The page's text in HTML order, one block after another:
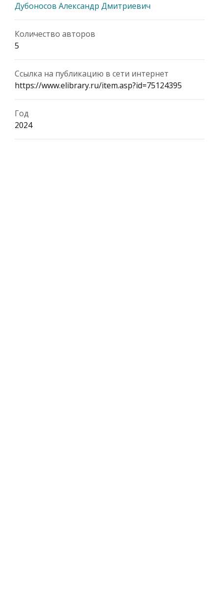
Дубоносов Александр Дмитриевич
Количество авторов
5
Ссылка на публикацию в сети интернет
https://www.elibrary.ru/item.asp?id=75124395
Год
2024